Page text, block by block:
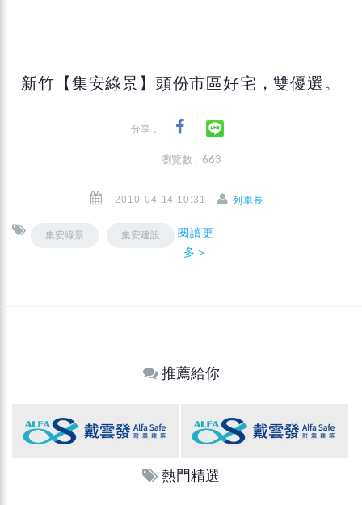
新竹【集安綠景】頭份市區好宅，雙優選。
分享：
瀏覽數 : 663
2010-04-14 10:31 列車長
集安綠景 集安建設
閱讀更
多＞
推薦給你
熱門精選